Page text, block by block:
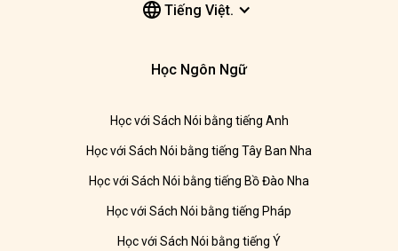
Tiếng Việt.
Học Ngôn Ngữ
Học với Sách Nói bằng tiếng Anh
Học với Sách Nói bằng tiếng Tây Ban Nha
Học với Sách Nói bằng tiếng Bồ Đào Nha
Học với Sách Nói bằng tiếng Pháp
Học với Sách Nói bằng tiếng Ý